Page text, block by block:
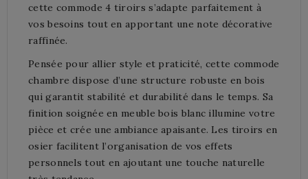
cette commode 4 tiroirs s’adapte parfaitement à
vos besoins tout en apportant une note décorative
raffinée.
Pensée pour allier style et praticité, cette commode
chambre dispose d’une structure robuste en bois
qui garantit stabilité et durabilité dans le temps. Sa
finition soignée en meuble bois blanc illumine votre
pièce et crée une ambiance apaisante. Les tiroirs en
osier facilitent l’organisation de vos effets
personnels tout en ajoutant une touche naturelle